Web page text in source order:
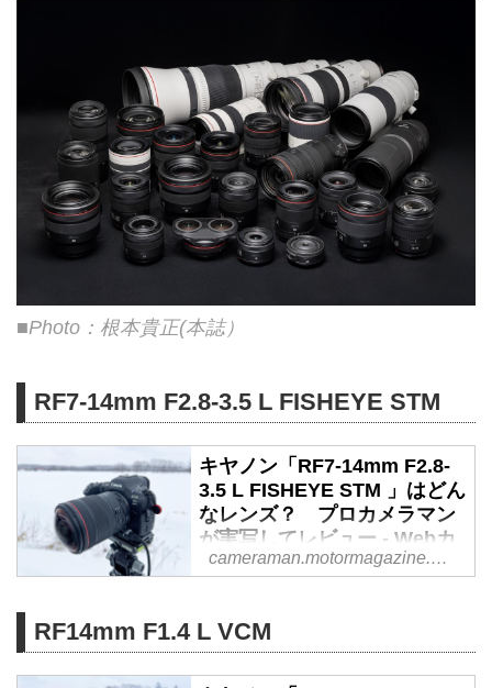
■Photo：根本貴正(本誌）
RF7-14mm F2.8-3.5 L FISHEYE STM
キヤノン「RF7-14mm F2.8-
3.5 L FISHEYE STM 」はどん
なレンズ？ プロカメラマン
が実写してレビュー - Webカ
メラマン
FISHEYE STM 」は、全周190°、
広角端7mmの画角をカバーするフ
ィッシュアイズームレンズ。この
cameraman.motormagazine.co.jp
RF14mm F1.4 L VCM